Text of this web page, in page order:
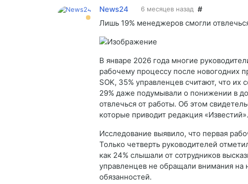
News24 6 месяцев назад #
Лишь 19% менеджеров смогли
В январе 2026 года многие
рабочему процессу после новогодних
SOK, 35% управленцев считают, что
29% даже подумывали о понижении в
отвлечься от работы. Об этом
которые приводит редакция «Известий».
Исследование выявило, что первая
Только четверть руководителей
как 24% слышали от сотрудников
управленцев не обращали внимания на
обязанностей.